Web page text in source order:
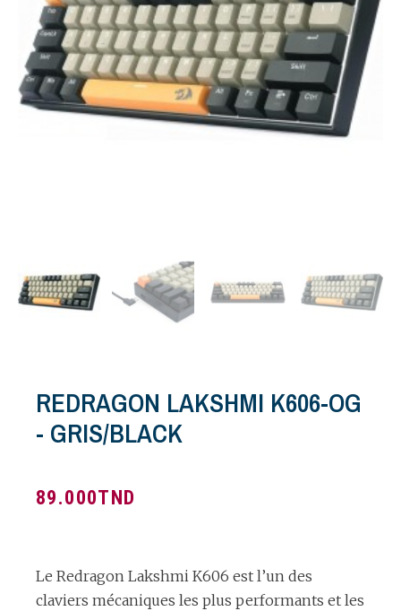
REDRAGON LAKSHMI K606-OG
- GRIS/BLACK
89.000TND
Le Redragon Lakshmi K606 est l’un des
claviers mécaniques les plus performants et les